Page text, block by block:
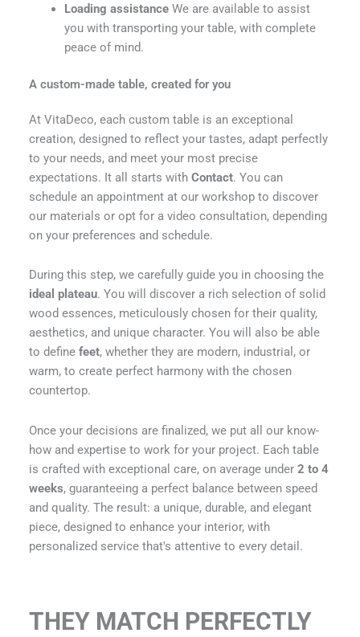
Loading assistanceWe are available to assist
you with transporting your table, with complete
peace of mind.
A custom-made table, created for you
At VitaDeco, each custom table is an exceptional
creation, designed to reflect your tastes, adapt perfectly
to your needs, and meet your most precise
expectations. It all starts with Contact. You can
schedule an appointment at our workshop to discover
our materials or opt for a video consultation, depending
on your preferences and schedule.
During this step, we carefully guide you in choosing the
ideal plateau. You will discover a rich selection of solid
wood essences, meticulously chosen for their quality,
aesthetics, and unique character. You will also be able
to define feet, whether they are modern, industrial, or
warm, to create perfect harmony with the chosen
countertop.
Once your decisions are finalized, we put all our know-
how and expertise to work for your project. Each table
is crafted with exceptional care, on average under 2 to 4
weeks, guaranteeing a perfect balance between speed
and quality. The result: a unique, durable, and elegant
piece, designed to enhance your interior, with
personalized service that's attentive to every detail.
THEY MATCH PERFECTLY